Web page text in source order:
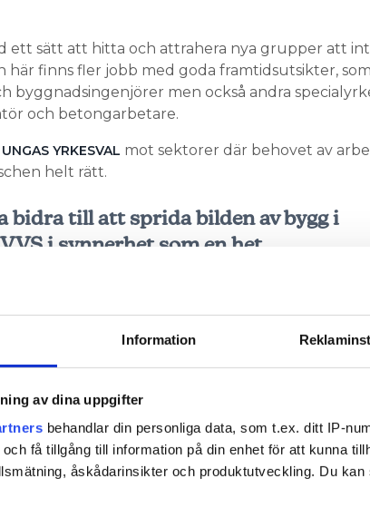
Information
av dina uppgifter
behandlar din personliga data, som t.ex. ditt IP-
få tillgång till information på din enhet för att kunna
åskådarinsikter och produktutveckling. Du
ett sätt att hitta och attrahera nya grupper att
här finns fler jobb med goda framtidsutsikter, som
byggnadsingenjörer men också andra
och betongarbetare.
YRKESVAL mot sektorer där behovet av
helt rätt.
bidra till att sprida bilden av bygg i
i synnerhet som en het
nyhetsbrev och få nyheter, tips och bevakningar rakt ner i